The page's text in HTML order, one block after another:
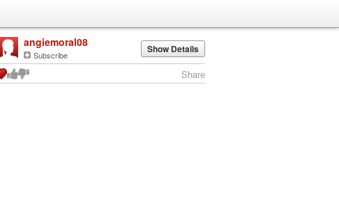
angiemoral08
Subscribe Show Details
Share